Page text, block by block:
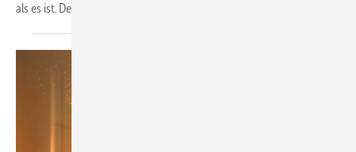
als es ist. Der Beitrag zeigt, was